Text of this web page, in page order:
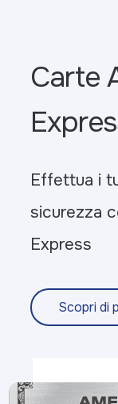
Carte
Effettua i
sicurezza
Express
Scopri di